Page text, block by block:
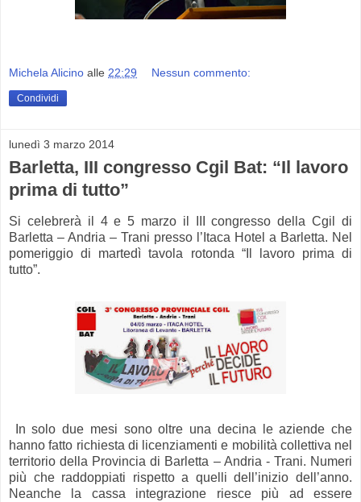
Michela Alicino alle 22:29 Nessun commento:
Condividi
lunedì 3 marzo 2014
Barletta, III congresso Cgil Bat: “Il lavoro
prima di tutto”
Si celebrerà il 4 e 5 marzo il III congresso della Cgil di
Barletta – Andria – Trani presso l’Itaca Hotel a Barletta. Nel
pomeriggio di martedì tavola rotonda “Il lavoro prima di
tutto”.
In solo due mesi sono oltre una decina le aziende che
hanno fatto richiesta di licenziamenti e mobilità collettiva nel
territorio della Provincia di Barletta – Andria - Trani. Numeri
più che raddoppiati rispetto a quelli dell’inizio dell’anno.
Neanche la cassa integrazione riesce più ad essere